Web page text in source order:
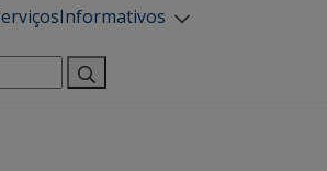
Informativos